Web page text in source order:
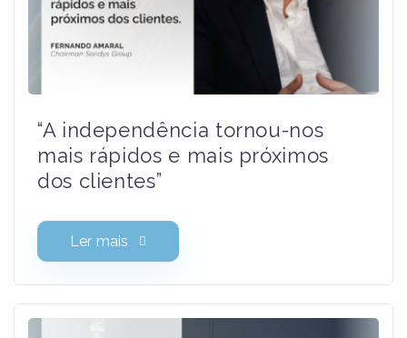
“A independência tornou-nos
mais rápidos e mais próximos
dos clientes”
Ler mais